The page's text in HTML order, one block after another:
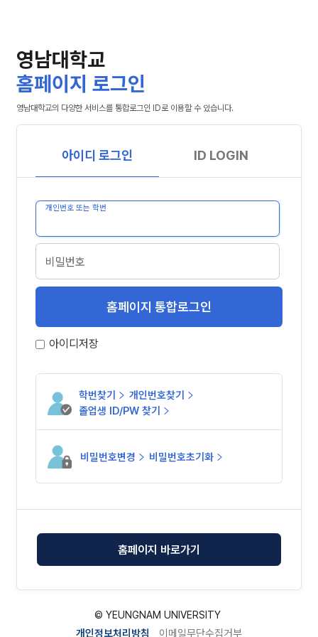
영남대학교
홈페이지 로그인
영남대학교의 다양한 서비스를 통합로그인 ID로 이용할 수 있습니다.
아이디 로그인 ID LOGIN
개인번호 또는 학번
비밀번호
아이디저장
학번찾기
개인번호찾기
졸업생 ID/PW 찾기
비밀번호변경 비밀번호초기화
홈페이지 바로가기
© YEUNGNAM UNIVERSITY
개인정보처리방침 이메일무단수집거부